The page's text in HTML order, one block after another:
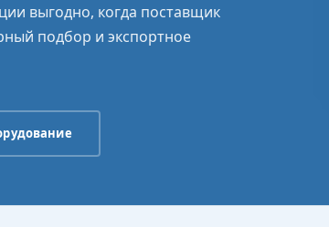
выгодно, когда поставщик
подбор и экспортное